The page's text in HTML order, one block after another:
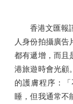
香港文匯報訊
人身份拍攝廣告
都有遞增，而且
港旅遊時會光顧
的護膚程序：
睡，但我通常不